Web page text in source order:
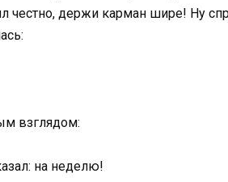
честно, держи карман шире! Ну
взглядом:
на неделю!